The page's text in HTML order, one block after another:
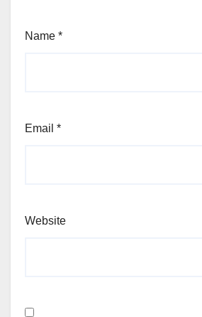
Name *
Email *
Website